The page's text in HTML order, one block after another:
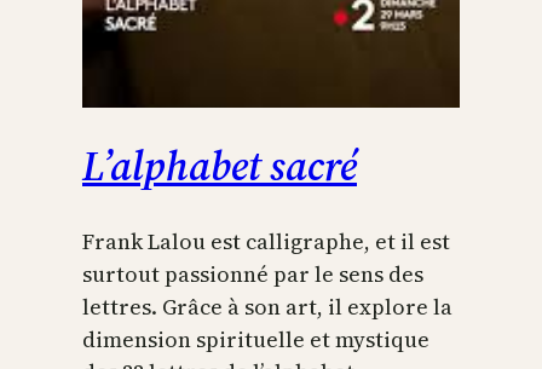
L’alphabet sacré
Frank Lalou est calligraphe, et il est
surtout passionné par le sens des
lettres. Grâce à son art, il explore la
dimension spirituelle et mystique